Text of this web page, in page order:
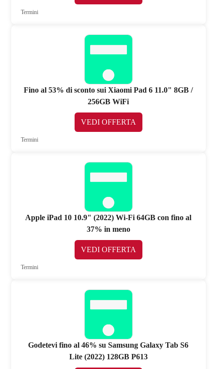
Termini
Fino al 53% di sconto sui Xiaomi Pad 6 11.0" 8GB /
256GB WiFi
VEDI OFFERTA
Termini
Apple iPad 10 10.9" (2022) Wi-Fi 64GB con fino al
37% in meno
VEDI OFFERTA
Termini
Godetevi fino al 46% su Samsung Galaxy Tab S6
Lite (2022) 128GB P613